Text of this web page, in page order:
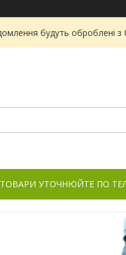
будуть оброблені
ТОВАРИ УТОЧНЮЙТЕ ПО